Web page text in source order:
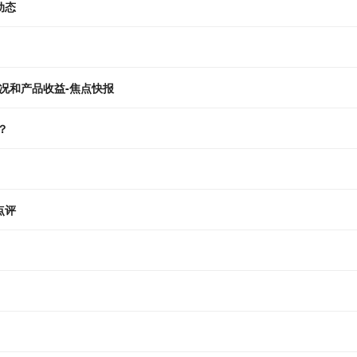
态
和产品收益-焦点快报
评